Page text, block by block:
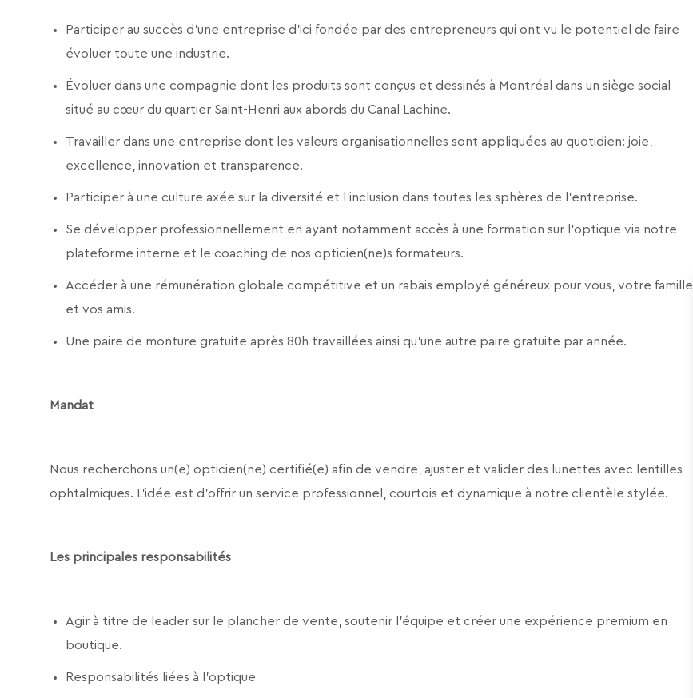
Participer au succès d'une entreprise d’ici fondée par des entrepreneurs qui ont vu le potentiel de faire
évoluer toute une industrie.
Évoluer dans une compagnie dont les produits sont conçus et dessinés à Montréal dans un siège social
situé au cœur du quartier Saint-Henri aux abords du Canal Lachine.
Travailler dans une entreprise dont les valeurs organisationnelles sont appliquées au quotidien: joie,
excellence, innovation et transparence.
Participer à une culture axée sur la diversité et l’inclusion dans toutes les sphères de l'entreprise.
Se développer professionnellement en ayant notamment accès à une formation sur l’optique via notre
plateforme interne et le coaching de nos opticien(ne)s formateurs.
Accéder à une rémunération globale compétitive et un rabais employé généreux pour vous, votre famille
et vos amis.
Une paire de monture gratuite après 80h travaillées ainsi qu’une autre paire gratuite par année.
Mandat
Nous recherchons un(e) opticien(ne) certifié(e) afin de vendre, ajuster et valider des lunettes avec lentilles
ophtalmiques. L’idée est d’offrir un service professionnel, courtois et dynamique à notre clientèle stylée.
Les principales responsabilités
Agir à titre de leader sur le plancher de vente, soutenir l’équipe et créer une expérience premium en
boutique.
Responsabilités liées à l’optique